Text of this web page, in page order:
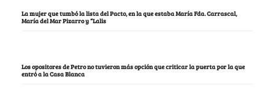
La mujer que tumbó la lista del Pacto, en la que estaba María Fda. Carrascal,
María del Mar Pizarro y “Lalis
Los opositores de Petro no tuvieron más opción que criticar la puerta por la que
entró a la Casa Blanca